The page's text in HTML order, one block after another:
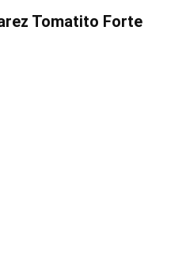
Tomatito Forte